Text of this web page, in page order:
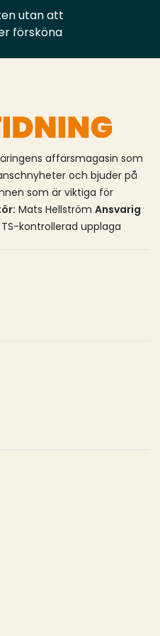
utan att
försköna
affärsmagasin som
och bjuder på
som är viktiga för
Mats Hellström Ansvarig
kontrollerad upplaga